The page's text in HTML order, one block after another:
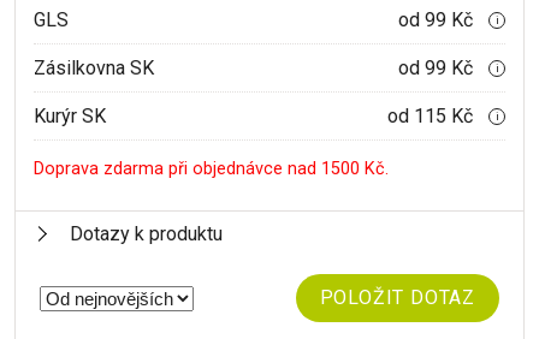
GLS od 99 Kč i
Zásilkovna SK od 99 Kč i
Kurýr SK od 115 Kč i
Doprava zdarma při objednávce nad 1500 Kč.
Dotazy k produktu
POLOŽIT DOTAZ